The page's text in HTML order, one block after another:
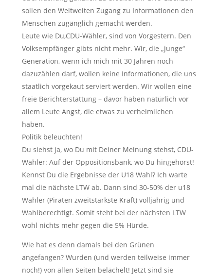
sollen den Weltweiten Zugang zu Informationen den
Menschen zugänglich gemacht werden.
Leute wie Du,CDU-Wähler, sind von Vorgestern. Den
Volksempfänger gibts nicht mehr. Wir, die „junge“
Generation, wenn ich mich mit 30 Jahren noch
dazuzählen darf, wollen keine Informationen, die uns
staatlich vorgekaut serviert werden. Wir wollen eine
freie Berichterstattung – davor haben natürlich vor
allem Leute Angst, die etwas zu verheimlichen
haben.
Politik beleuchten!
Du siehst ja, wo Du mit Deiner Meinung stehst, CDU-
Wähler: Auf der Oppositionsbank, wo Du hingehörst!
Kennst Du die Ergebnisse der U18 Wahl? Ich warte
mal die nächste LTW ab. Dann sind 30-50% der u18
Wähler (Piraten zweitstärkste Kraft) volljährig und
Wahlberechtigt. Somit steht bei der nächsten LTW
wohl nichts mehr gegen die 5% Hürde.
Wie hat es denn damals bei den Grünen
angefangen? Wurden (und werden teilweise immer
noch!) von allen Seiten belächelt! Jetzt sind sie